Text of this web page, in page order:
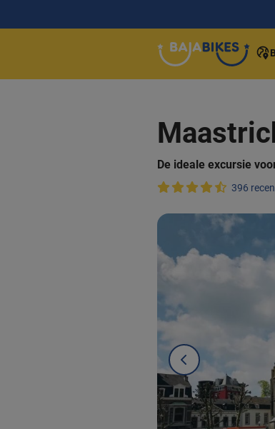
De ideale excursie
396